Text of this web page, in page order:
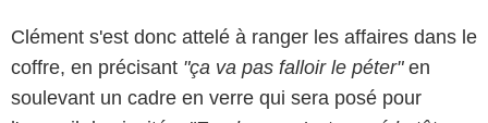
Clément s'est donc attelé à ranger les affaires dans le
coffre, en précisant "ça va pas falloir le péter"en
soulevant un cadre en verre qui sera posé pour